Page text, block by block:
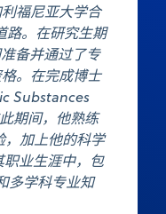
福尼亚大学合
路。在研究生期
备并通过了专
。在完成博士
Substances
期间，他熟练
，加上他的科学
业生涯中，包
多学科专业知